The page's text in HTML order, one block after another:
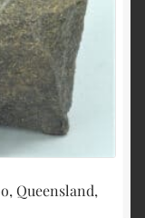
Queensland,